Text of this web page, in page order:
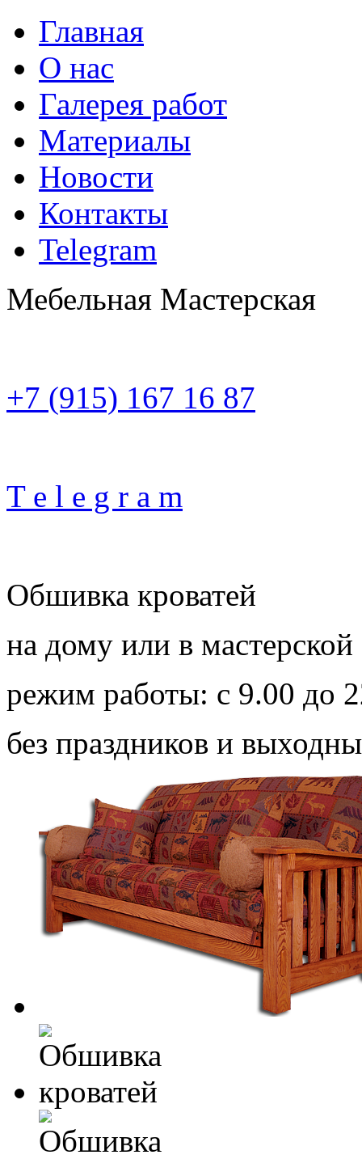
Главная
О нас
Галерея работ
Материалы
Новости
Контакты
Telegram
Мебельная Мастерская
+7 (915) 167 16 87
T e l e g r a m
Обшивка кроватей
на дому или в мастерской
режим работы: с 9.00 до
без праздников и